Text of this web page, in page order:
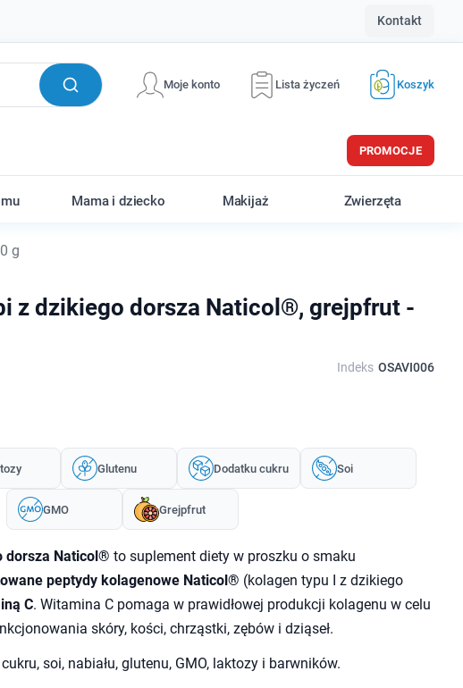
Kontakt
Moje konto Lista życzeń Koszyk
PROMOCJE
Mama i dziecko Makijaż Zwierzęta
g
z dzikiego dorsza Naticol®, grejpfrut -
Indeks OSAVI006
Glutenu Dodatku cukru Soi
GMO Grejpfrut
dorsza Naticol® to suplement diety w proszku o smaku
peptydy kolagenowe Naticol® (kolagen typu I z dzikiego
C. Witamina C pomaga w prawidłowej produkcji kolagenu w celu
skóry, kości, chrząstki, zębów i dziąseł.
soi, nabiału, glutenu, GMO, laktozy i barwników.